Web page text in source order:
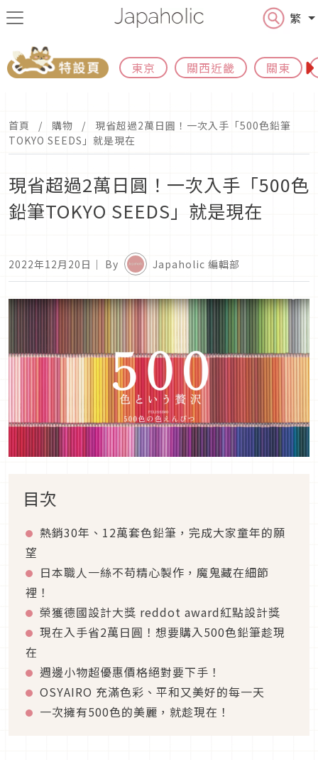
繁
東京 關西近畿 關東
首頁 購物
現省超過2萬日圓！一次入手「500色鉛筆
TOKYO SEEDS」就是現在
現省超過2萬日圓！一次入手「500色
鉛筆TOKYO SEEDS」就是現在
2022年12月20日 ｜ By Japaholic 編輯部
目次
熱銷30年、12萬套色鉛筆，完成大家童年的願
望
日本職人一絲不苟精心製作，魔鬼藏在細節
裡！
榮獲德國設計大獎 reddot award紅點設計獎
現在入手省2萬日圓！想要購入500色鉛筆趁現
在
週邊小物超優惠價格絕對要下手！
OSYAIRO 充滿色彩、平和又美好的每一天
一次擁有500色的美麗，就趁現在！